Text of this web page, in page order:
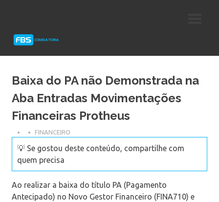
Protheus
Baixa do PA não Demonstrada na
Aba Entradas Movimentações
Financeiras Protheus
FINANCEIRO
💡 Se gostou deste conteúdo, compartilhe com
quem precisa
Ao realizar a baixa do título PA (Pagamento
Antecipado) no Novo Gestor Financeiro (FINA710) e